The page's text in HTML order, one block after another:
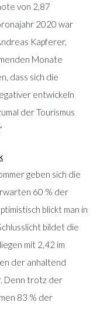
von 2,87
2020 war
Kapferer,
Monate
dass sich die
entwickeln
der Tourismus
geben sich die
60 % der
blickt man in
bildet die
mit 2,42 im
der anhaltend
Denn trotz der
83 % der